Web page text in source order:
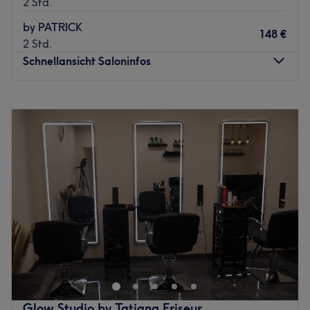
Das Team:
Inhaber Dino ist ein Experte auf dem Gebiet Haarschnitte
sowie Colorationen und bildet sich regelmäßig weiter.
Hier wird neben Deutsch und Englisch auch Russisch
Atmosphäre: Modern, angenehm, professionell.
Expertise: Haarschnitte und Colorationen.
Produkte und Produktmarken: Hochwertige Produkte.
Extras: Haustiere erlaubt.
Zurück zur Salonansicht
by PATRICK
2 Std.
148 €
Schnellansicht Saloninfos
Mittwoch
20:00
Donnerstag
10:00–18:30
Freitag
10:00
20:00
Samstag
09:00
17:00
Sonntag
Geschlossen
Schönes, gesundes, glänzendes Haar ist die Grundlage
für Lebensqualität und Wohlbefinden. In der
Schwanenstraße 2 in Frankfurt Ostend findet das Team
vom Friseursalon PATRICK RÖHRIG HAIR & BEAUTY SPA
basierend auf einer individuellen, ausführlichen Beratung